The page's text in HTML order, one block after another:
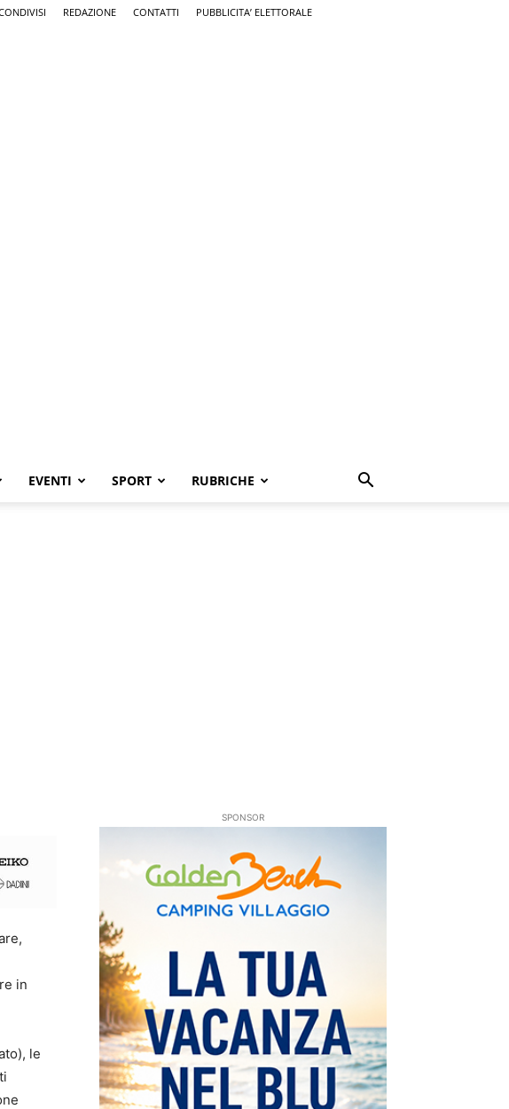
REDAZIONE CONTATTI PUBBLICITA’ ELETTORALE
EVENTI SPORT RUBRICHE
in
le
SPONSOR